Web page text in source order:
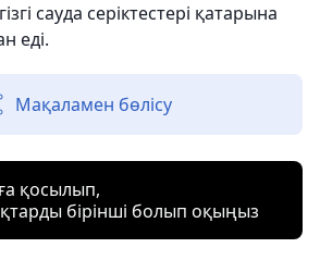
сауда серіктестері қатарына
еді.
Мақаламен бөлісу
қосылып,
бірінші болып оқыңыз